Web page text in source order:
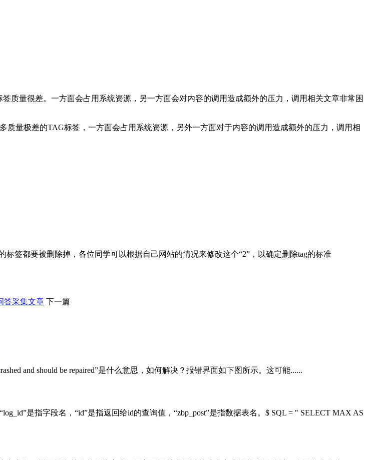
质量很差。一方面会占用系统资源，另一方面会对内容的调用造成额外的压力，调用相关文章非常困
量极差的TAG标签，一方面会占用系统资源，另外一方面对于内容的调用造成额外的压力，调用相
签都要被删除掉，各位同学可以根据自己网站的情况来修改这个“2”，以确定删除tag的标准
答采集文章 下一篇
and should be repaired”是什么意思，如何解决？报错界面如下图所示。这可能......
是指字段名，“id”是指返回给id的查询值，“zbp_post”是指数据表名。$ SQL = " SELECT MAX AS